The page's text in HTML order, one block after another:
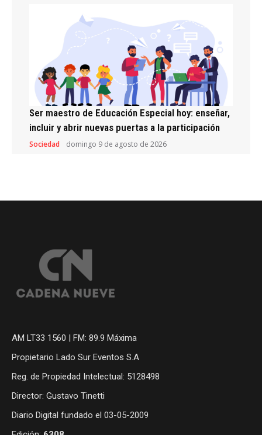
Ser maestro de Educación Especial hoy: enseñar,
incluir y abrir nuevas puertas a la participación
Sociedad domingo 9 de agosto de 2026
AM LT33 1560 | FM: 89.9 Máxima
Propietario Lado Sur Eventos S.A
Reg. de Propiedad Intelectual: 5128498
Director: Gustavo Tinetti
Diario Digital fundado el 03-05-2009